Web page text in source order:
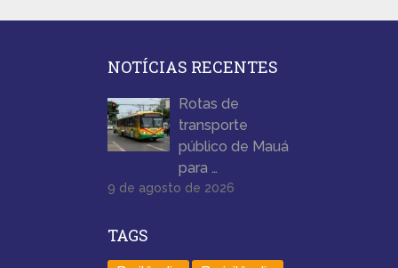
NOTÍCIAS RECENTES
Rotas de
transporte
público de Mauá
para …
9 de agosto de 2026
TAGS